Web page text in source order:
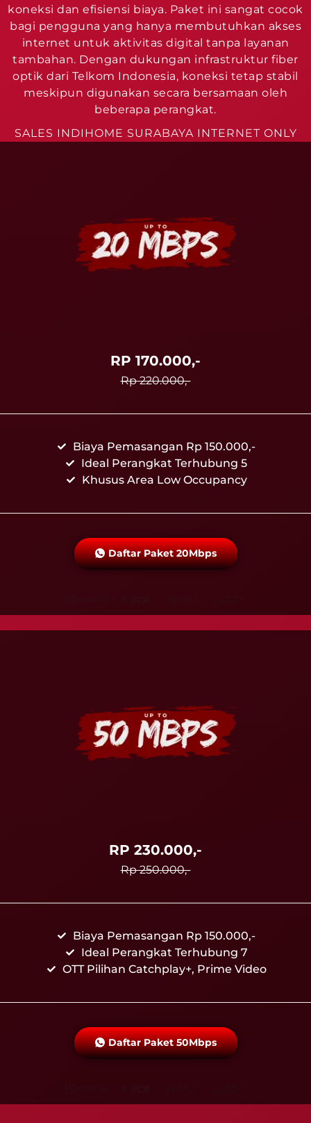
koneksi dan efisiensi biaya. Paket ini sangat cocok
bagi pengguna yang hanya membutuhkan akses
internet untuk aktivitas digital tanpa layanan
tambahan. Dengan dukungan infrastruktur fiber
optik dari Telkom Indonesia, koneksi tetap stabil
meskipun digunakan secara bersamaan oleh
beberapa perangkat.
SALES INDIHOME SURABAYA INTERNET ONLY
RP 170.000,-
Rp 220.000,-
Biaya Pemasangan Rp 150.000,-
Ideal Perangkat Terhubung 5
Khusus Area Low Occupancy
Daftar Paket 20Mbps
RP 230.000,-
Rp 250.000,-
Biaya Pemasangan Rp 150.000,-
Ideal Perangkat Terhubung 7
OTT Pilihan Catchplay+, Prime Video
Daftar Paket 50Mbps